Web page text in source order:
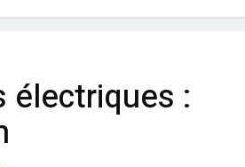
électriques :